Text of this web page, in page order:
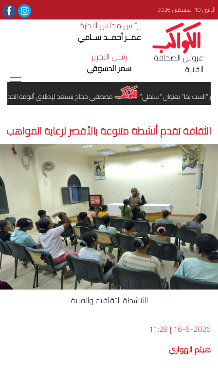
الإثنين 10 اغسطس 2026
عروس الصحافة
الفنية
رئيس مجلس الادارة
عمــر أحمــد ســامي
رئيس التحرير
سمر الدسوقي
"الست لما" بعنوان "سلملي" مصطفى حجاج يستعد لإطلاق ألبومه الجديد
الثقافة تقدم أنشطة متنوعة بالأقصر لرعاية المواهب
الأنشطة الثقافية والفنية
16-6-2026
|
11:28
هيثم الهواري